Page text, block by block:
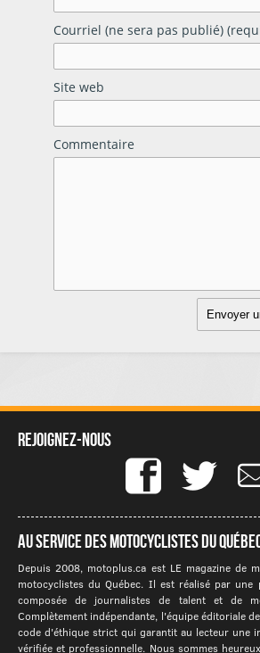
Courriel (ne sera pas publié)
Site web
Commentaire
Rejoignez-nous
Au service des motocyclistes du
Depuis 2008, motoplus.ca est LE magazine de
motocyclistes du Québec. Il est réalisé par une
composée de journalistes de talent et de
Complètement indépendante, l'équipe éditoriale
code d'éthique strict qui garantit au lecteur une
vérifiée et professionnelle. Nous sommes